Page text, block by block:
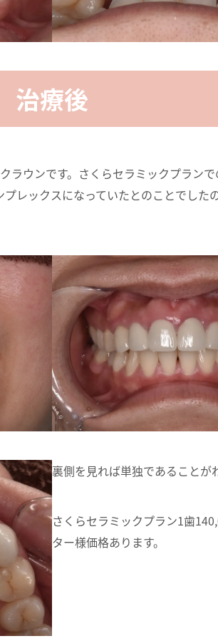
治療後
ラウンです。さくらセラミックプラン
レックスになっていたとのことでした
裏側を見れば単独であることが
さくらセラミックプラン1歯
ター様価格あります。